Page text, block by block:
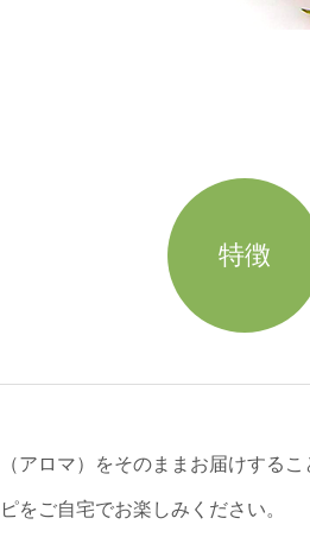
特徴
アロマ）をそのままお届けする
をご自宅でお楽しみください。